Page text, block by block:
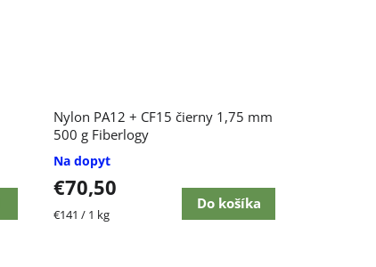
Nylon PA12 + CF15 čierny 1,75 mm
500 g Fiberlogy
Na dopyt
€70,50
Jednotková
€141 / 1 kg
Do košíka